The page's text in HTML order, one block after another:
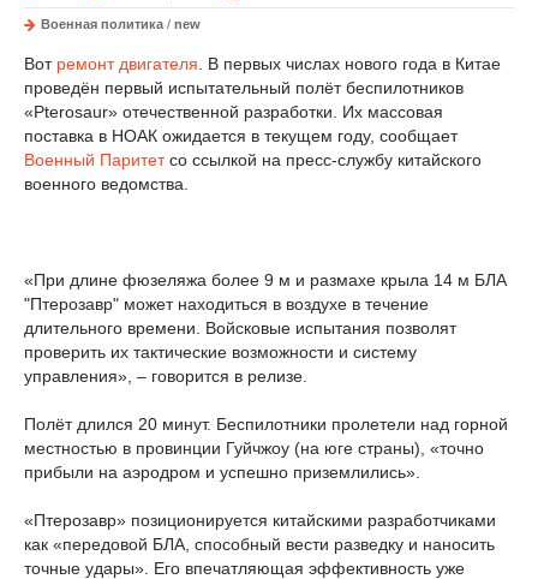
Военная политика / new
Вот ремонт двигателя . В первых числах нового года в Китае
проведён первый испытательный полёт беспилотников
«Pterosaur» отечественной разработки. Их массовая
поставка в НОАК ожидается в текущем году, сообщает
Военный Паритетсо ссылкой на пресс-службу китайского
военного ведомства.
«При длине фюзеляжа более 9 м и размахе крыла 14 м БЛА
"Птерозавр" может находиться в воздухе в течение
длительного времени. Войсковые испытания позволят
проверить их тактические возможности и систему
управления», – говорится в релизе.
Полёт длился 20 минут. Беспилотники пролетели над горной
местностью в провинции Гуйчжоу (на юге страны), «точно
прибыли на аэродром и успешно приземлились».
«Птерозавр» позиционируется китайскими разработчиками
как «передовой БЛА, способный вести разведку и наносить
точные удары». Его впечатляющая эффективность уже